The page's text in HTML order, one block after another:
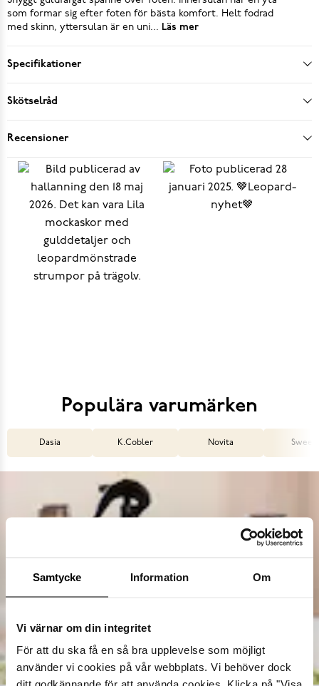
Samtycke Information Om
Vi värnar om din integritet
För att du ska få en så bra upplevelse som möjligt
använder vi cookies på vår webbplats. Vi behöver dock
som formar sig efter foten för bästa komfort. Helt fodrad
med skinn, yttersulan är en uni... Läs mer
Specifikationer
Skötselråd
Recensioner
Populära varumärken
Dasia K.Cobler Novita